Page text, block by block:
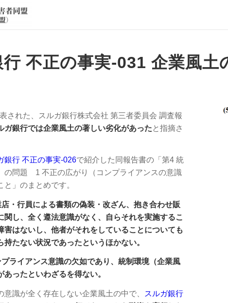
不正の事実-031 企業風土
された、スルガ銀行株式会社 第三者委員会 調査報
ガ銀行では企業風土の著しい劣化があった と指摘さ
銀行 不正の事実-026で紹介した同報告書の「第4 統
の問題 1 不正の広がり（コンプライアンスの意識
」のまとめです。
・行員による書類の偽装・改ざん、抱き合わせ販
関し、全く遵法意識がなく、自らそれを実施するこ
害はないし、他者がそれをしていることについても
持たない状況であったというほかない。
ライアンス意識の欠如であり、統制環境（企業風
あったといわざるを得ない。
意識が全く存在しない企業風土の中で、
スルガ銀行